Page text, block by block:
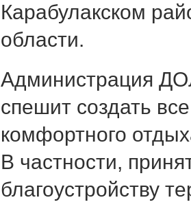
Карабулакском
области.
Администрация
спешит создать
комфортного
В частности,
благоустройству